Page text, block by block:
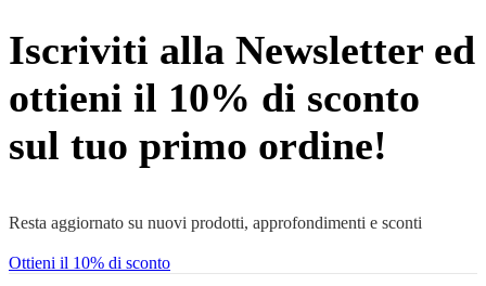
Iscriviti alla Newsletter ed
ottieni il 10% di sconto
sul tuo primo ordine!
Resta aggiornato su nuovi prodotti, approfondimenti e sconti
Ottieni il 10% di sconto